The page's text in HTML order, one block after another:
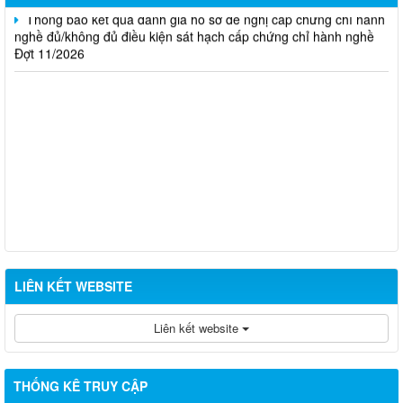
Thông báo kết quả đánh giá hồ sơ đề nghị cấp chứng chỉ hành
nghề đủ/không đủ điều kiện sát hạch cấp chứng chỉ hành nghề
Đợt 11/2026
LIÊN KẾT WEBSITE
Liên kết website
THỐNG KÊ TRUY CẬP